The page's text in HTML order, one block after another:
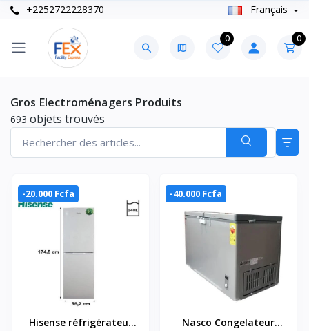
+2252722228370 Français
0 0
Gros Electroménagers Produits
693 objets trouvés
-20.000 Fcfa
Hisense réfrigérateur
-40.000 Fcfa
Nasco Congelateur